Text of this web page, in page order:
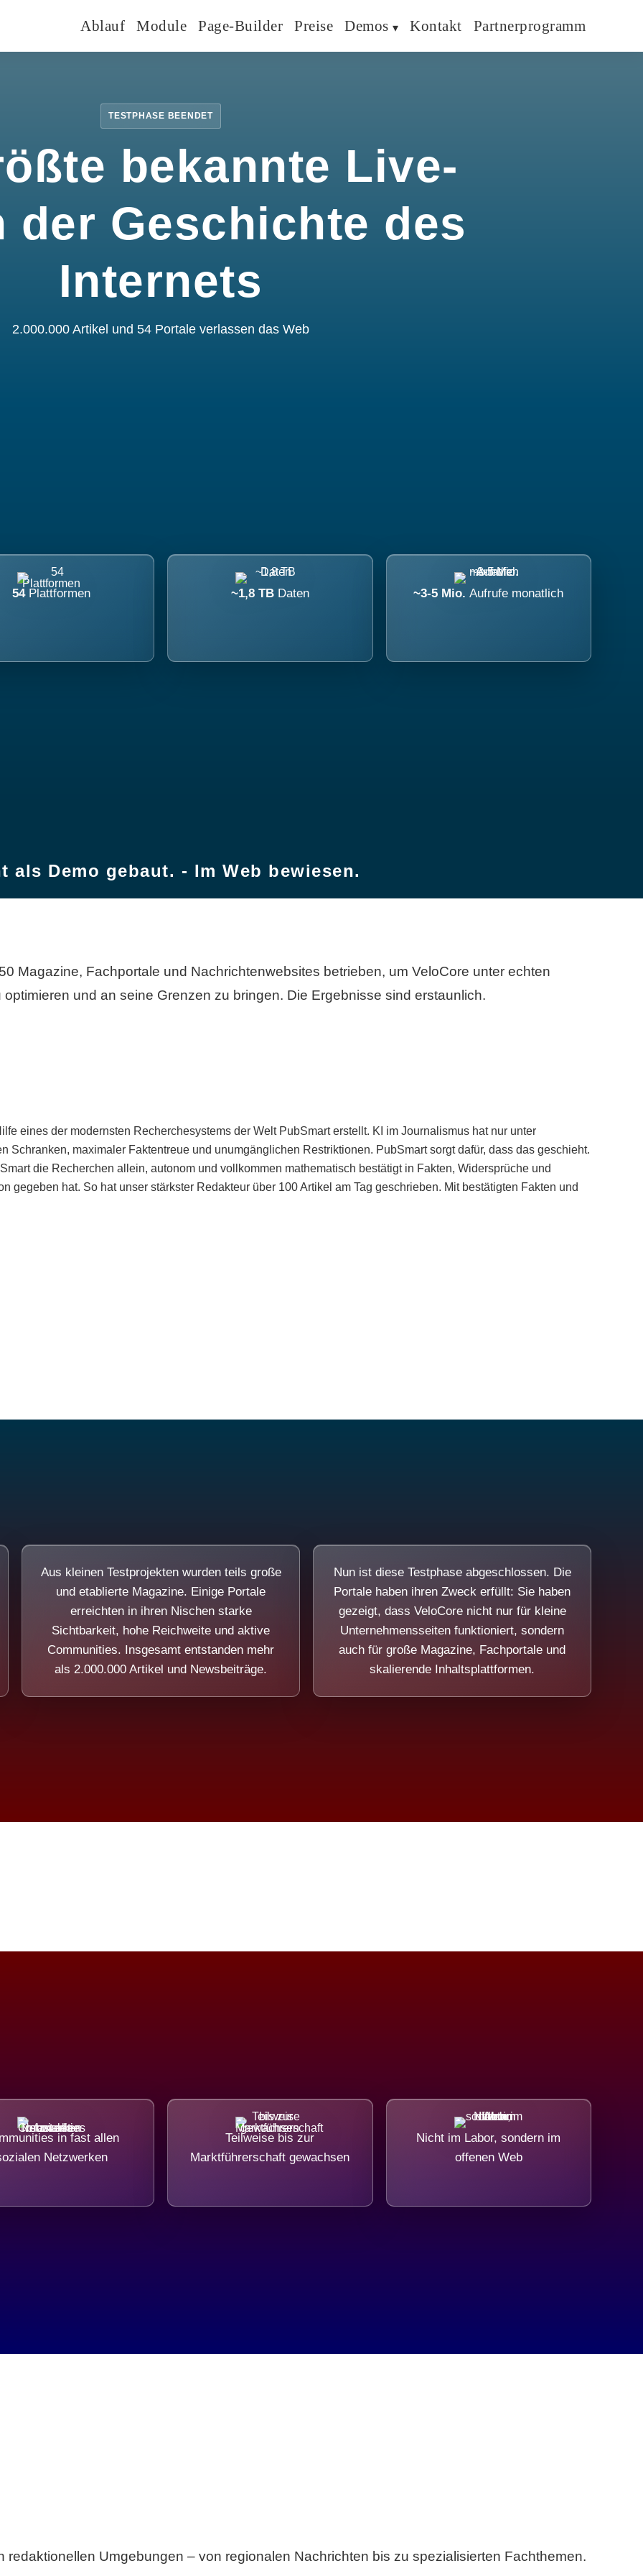
Ablauf Module Page-Builder Preise Demos Kontakt Partnerprogramm
TESTPHASE BEENDET
bekannte Live-
der Geschichte des
Internets
2.000.000 Artikel und 54 Portale verlassen das Web
54 Plattformen ~1,8 TB Daten ~3-5 Mio.Aufrufe monatlich
als Demo gebaut. - Im Web bewiesen.
Magazine, Fachportale und Nachrichtenwebsites betrieben, um VeloCore unter echten
und an seine Grenzen zu bringen. Die Ergebnisse sind erstaunlich.
eines der modernsten Recherchesystems der Welt PubSmart erstellt. KI im Journalismus hat nur unter
Schranken, maximaler Faktentreue und unumgänglichen Restriktionen. PubSmart sorgt dafür, dass das geschieht.
die Recherchen allein, autonom und vollkommen mathematisch bestätigt in Fakten, Widersprüche und
gegeben hat. So hat unser stärkster Redakteur über 100 Artikel am Tag geschrieben. Mit bestätigten Fakten und
Aus kleinen Testprojekten wurden teils große
und etablierte Magazine. Einige Portale
erreichten in ihren Nischen starke
Sichtbarkeit, hohe Reichweite und aktive
Communities. Insgesamt entstanden mehr
als 2.000.000 Artikel und Newsbeiträge.
Nun ist diese Testphase abgeschlossen. Die
Portale haben ihren Zweck erfüllt: Sie haben
gezeigt, dass VeloCore nicht nur für kleine
Unternehmensseiten funktioniert, sondern
auch für große Magazine, Fachportale und
skalierende Inhaltsplattformen.
in fast allen
Netzwerken
Teilweise bis zur
Marktführerschaft gewachsen
Nicht im Labor, sondern im
offenen Web
redaktionellen Umgebungen – von regionalen Nachrichten bis zu spezialisierten Fachthemen.